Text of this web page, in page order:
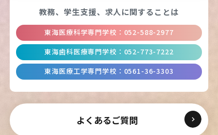
よくあるご質問
教務、学生支援、 求人に関することは
東海医療科学専門学校 ： 052-588-2977
東海歯科医療専門学校 ： 052-773-7222
東海医療工学専門学校 ： 0561-36-3303